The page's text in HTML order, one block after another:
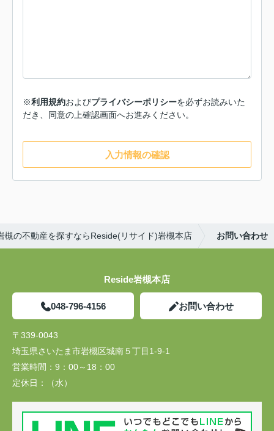
※利用規約およびプライバシーポリシーを必ずお読みいた
だき、同意の上確認画面へお進みください。
入力情報の確認
槻の不動産を探すならReside(リサイド)岩槻本店 お問い合わせ
Reside岩槻本店
048-796-4156 お問い合わせ
〒339-0043
埼玉県さいたま市岩槻区城南５丁目1-9-1
営業時間： 9：00～18：00
定休日：
（水）